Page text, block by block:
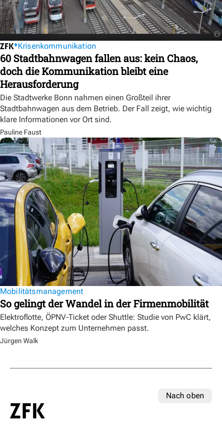
Krisenkommunikation
60 Stadtbahnwagen fallen aus: kein Chaos,
doch die Kommunikation bleibt eine
Herausforderung
Die Stadtwerke Bonn nahmen einen Großteil ihrer
Stadtbahnwagen aus dem Betrieb. Der Fall zeigt, wie wichtig
klare Informationen vor Ort sind.
Pauline Faust
Mobilitätsmanagement
So gelingt der Wandel in der Firmenmobilität
Elektroflotte, ÖPNV-Ticket oder Shuttle: Studie von PwC klärt,
welches Konzept zum Unternehmen passt.
Jürgen Walk
Nach oben